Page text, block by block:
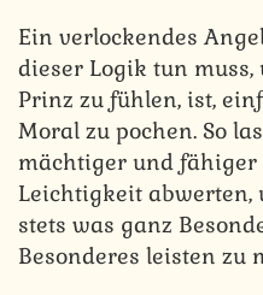
Ein verlockendes
dieser Logik tun
Prinz zu fühlen, ist,
Moral zu pochen. So
mächtiger und
Leichtigkeit abwerten,
stets was ganz
Besonderes leisten zu